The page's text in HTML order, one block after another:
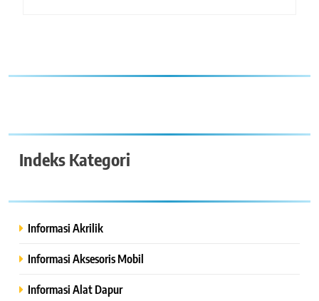
Indeks Kategori
Informasi Akrilik
Informasi Aksesoris Mobil
Informasi Alat Dapur